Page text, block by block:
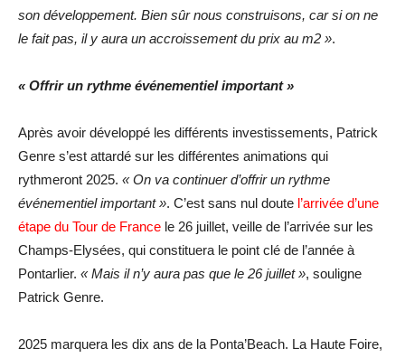
son développement. Bien sûr nous construisons, car si on ne
le fait pas, il y aura un accroissement du prix au m2 ».
« Offrir un rythme événementiel important »
Après avoir développé les différents investissements, Patrick
Genre s’est attardé sur les différentes animations qui
rythmeront 2025. « On va continuer d’offrir un rythme
événementiel important ». C’est sans nul doute l’arrivée d’une
étape du Tour de France le 26 juillet, veille de l’arrivée sur les
Champs-Elysées, qui constituera le point clé de l’année à
Pontarlier. « Mais il n’y aura pas que le 26 juillet », souligne
Patrick Genre.
2025 marquera les dix ans de la Ponta’Beach. La Haute Foire,